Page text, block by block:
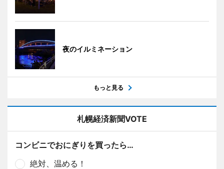
夜のイルミネーション
もっと見る
札幌経済新聞VOTE
コンビニでおにぎりを買ったら…
絶対、温める！